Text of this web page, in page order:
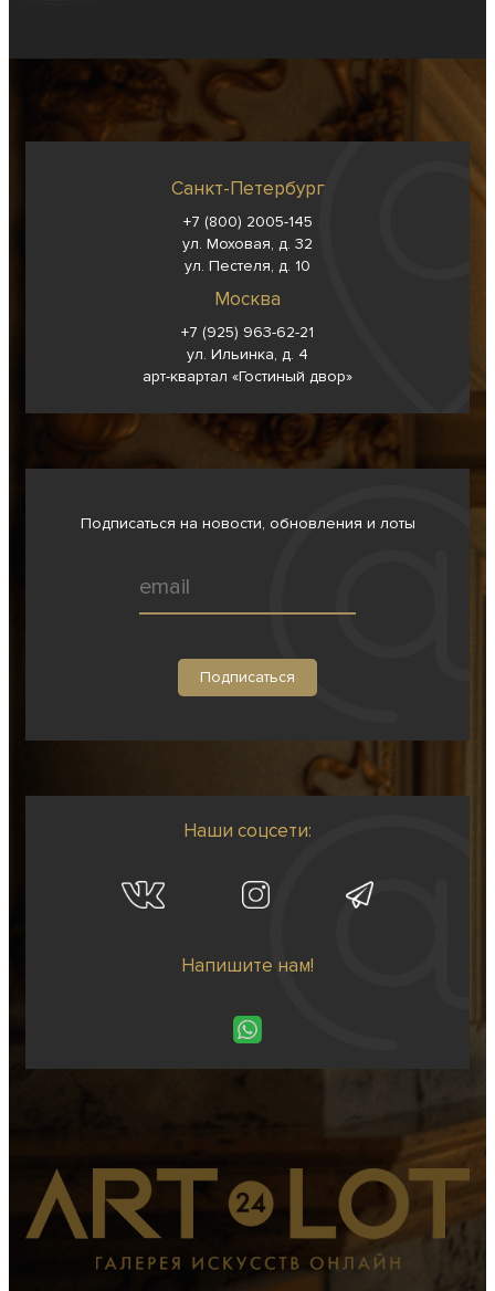
Санкт-Петербург
+7 (800) 2005-145
ул. Моховая, д. 32
ул. Пестеля, д. 10
Москва
+7 (925) 963-62-21
ул. Ильинка, д. 4
арт-квартал «Гостиный двор»
Подписаться на новости, обновления и лоты
Наши соцсети:
Напишите нам!